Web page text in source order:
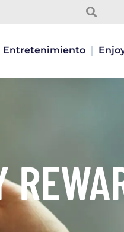
Pesquisar
Entretenimiento